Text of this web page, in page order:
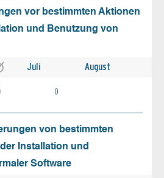
vor bestimmten Aktionen
und Benutzung von
Juli August
0
von bestimmten
Installation und
Software